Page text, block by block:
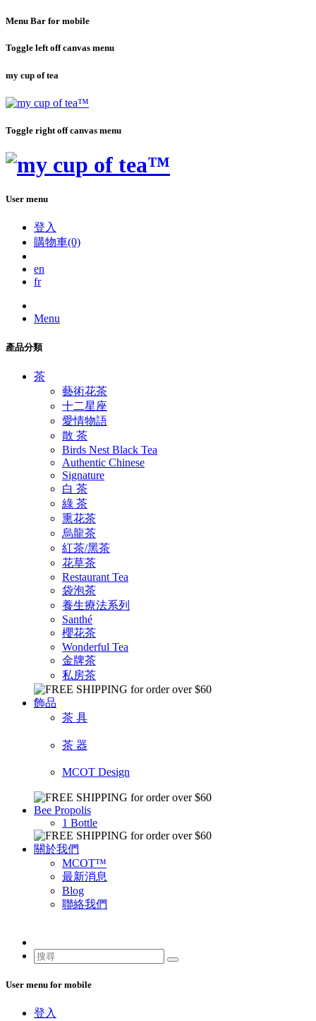
Menu Bar for mobile
Toggle left off canvas menu
my cup of tea
Toggle right off canvas menu
User menu
登入
購物車(0)
en
fr
Menu
產品分類
茶
藝術花茶
十二星座
愛情物語
散 茶
Birds Nest Black Tea
Authentic Chinese
Signature
白 茶
綠 茶
熏花茶
烏龍茶
紅茶/黑茶
花草茶
Restaurant Tea
袋泡茶
養生療法系列
Santhé
櫻花茶
Wonderful Tea
金牌茶
私房茶
飾品
茶 具
茶 器
MCOT Design
Bee Propolis
1 Bottle
關於我們
MCOT™
最新消息
Blog
聯絡我們
User menu for mobile
登入